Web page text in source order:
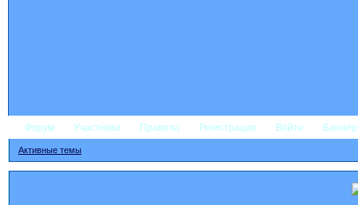
Форум Участники Правила Регистрация Войти
Активные темы